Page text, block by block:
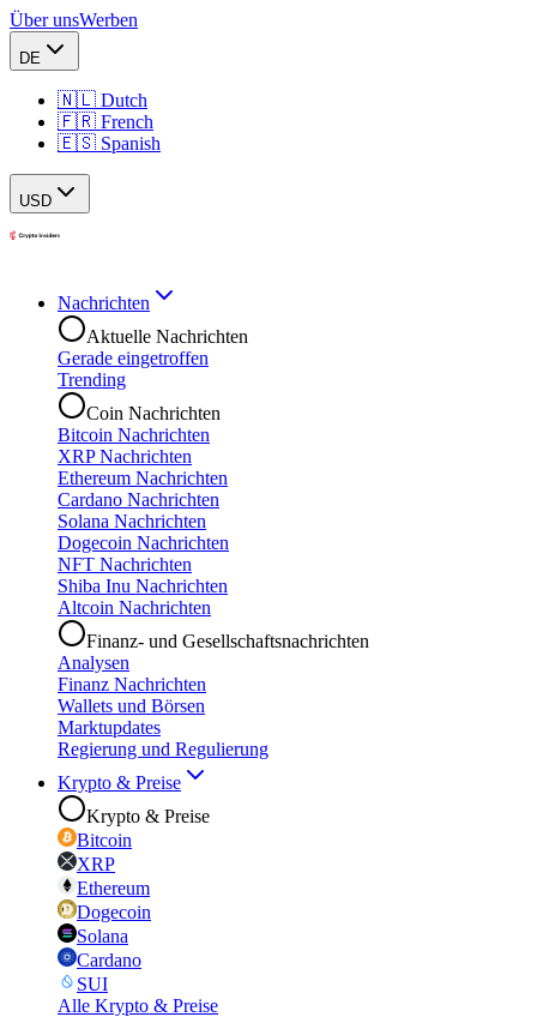
Über unsWerben
DE
🇳🇱 Dutch
🇫🇷 French
🇪🇸 Spanish
USD
Nachrichten
Aktuelle Nachrichten
Gerade eingetroffen
Trending
Coin Nachrichten
Bitcoin Nachrichten
XRP Nachrichten
Ethereum Nachrichten
Cardano Nachrichten
Solana Nachrichten
Dogecoin Nachrichten
NFT Nachrichten
Shiba Inu Nachrichten
Altcoin Nachrichten
Finanz- und Gesellschaftsnachrichten
Analysen
Finanz Nachrichten
Wallets und Börsen
Marktupdates
Regierung und Regulierung
Krypto & Preise
Krypto & Preise
Bitcoin
XRP
Ethereum
Dogecoin
Solana
Cardano
SUI
Alle Krypto & Preise